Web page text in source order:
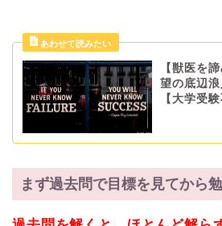
【獣医を
望の底辺
【大学受
まず過去問で目標を見てから